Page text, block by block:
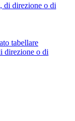
di direzione o di
tabellare
direzione o di